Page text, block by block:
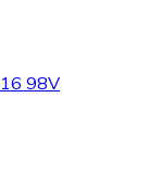
98V